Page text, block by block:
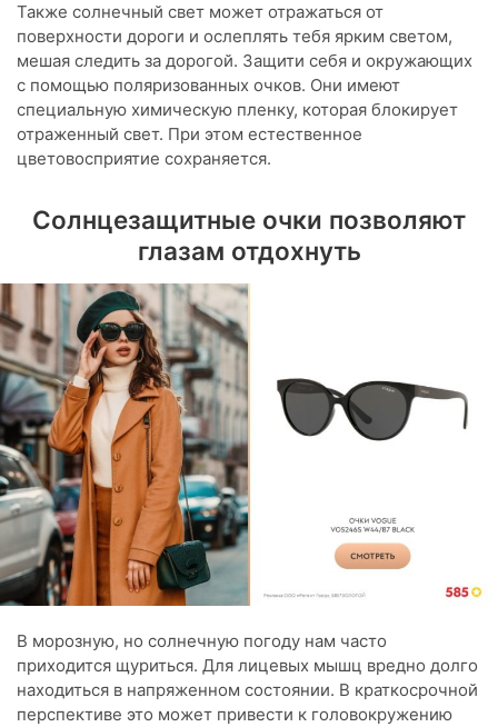
Также солнечный свет может отражаться от
поверхности дороги и ослеплять тебя ярким светом,
мешая следить за дорогой. Защити себя и окружающих
с помощью поляризованных очков. Они имеют
специальную химическую пленку, которая блокирует
отраженный свет. При этом естественное
цветовосприятие сохраняется.
Солнцезащитные очки позволяют
глазам отдохнуть
В морозную, но солнечную погоду нам часто
приходится щуриться. Для лицевых мышц вредно долго
находиться в напряженном состоянии. В краткосрочной
перспективе это может привести к головокружению